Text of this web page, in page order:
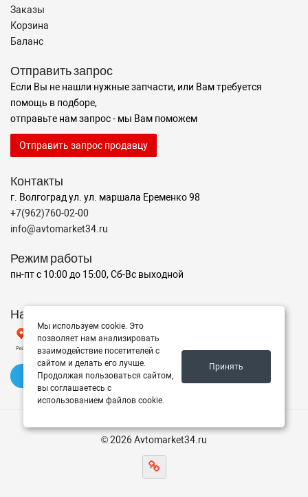
Заказы
Корзина
Баланс
Отправить запрос
Если Вы не нашли нужные запчасти, или Вам требуется
помощь в подборе,
отправьте нам запрос - мы Вам поможем
Отправить запрос продавцу
Контакты
г. Волгоград ул. ул. маршала Еременко 98
+7(962)760-02-00
info@avtomarket34.ru
Режим работы
пн-пт с 10:00 до 15:00, Сб-Вс выходной
Наш рейтинг на Яндексе
✍️ Оставить отзыв
© 2026 Avtomarket34.ru
Мы используем cookie. Это
позволяет нам анализировать
взаимодействие посетителей с
сайтом и делать его лучше.
Продолжая пользоваться сайтом,
вы соглашаетесь с
использованием файлов cookie.
Принять